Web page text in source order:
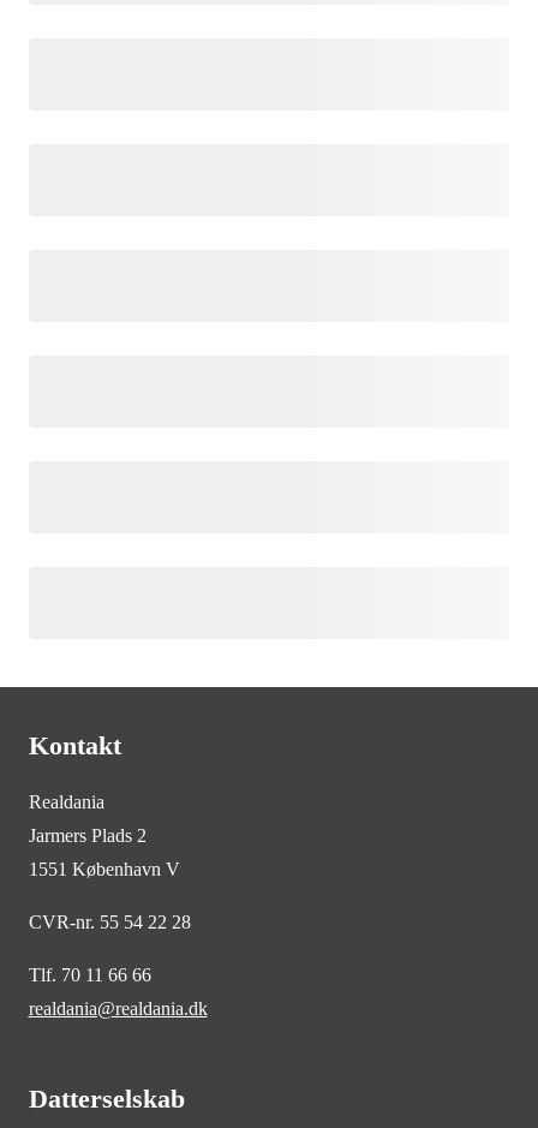
Kontakt
Realdania
Jarmers Plads 2
1551 København V
CVR-nr. 55 54 22 28
Tlf. 70 11 66 66
realdania@realdania.dk
Datterselskab